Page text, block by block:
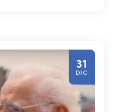
31
DIC